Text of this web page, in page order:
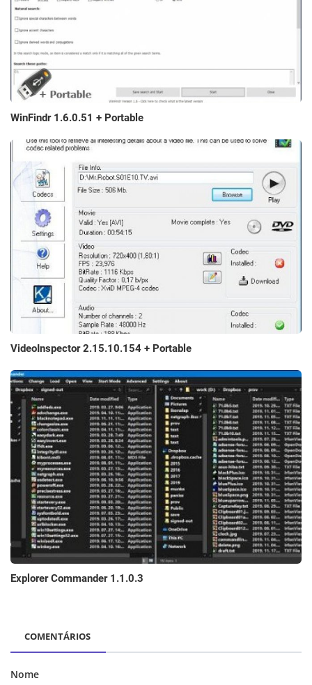
WinFindr 1.6.0.51 + Portable
VideoInspector 2.15.10.154 + Portable
Explorer Commander 1.1.0.3
COMENTÁRIOS
Nome